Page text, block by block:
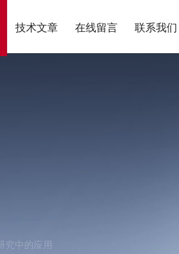
技术文章 在线留言 联系我们
究中的应用